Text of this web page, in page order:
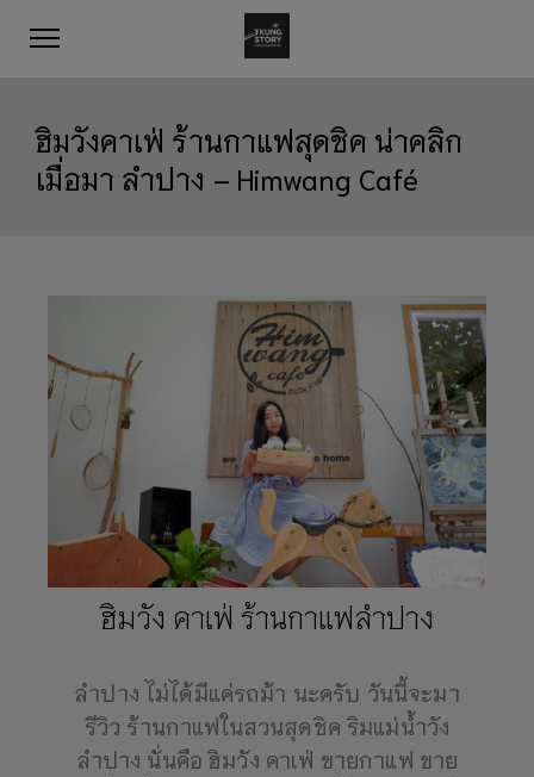
ฮิมวังคาเฟ่ ร้านกาแฟสุดชิค น่าคลิก
เมื่อมา ลำปาง – Himwang Café
ฮิมวัง คาเฟ่ ร้านกาแฟลำปาง
ลำปาง ไม่ได้มีแค่รถม้า นะครับ วันนี้จะมา
รีวิว ร้านกาแฟในสวนสุดชิค ริมแม่น้ำวัง
ลำปาง นั่นคือ ฮิมวัง คาเฟ่ ขายกาแฟ ขาย